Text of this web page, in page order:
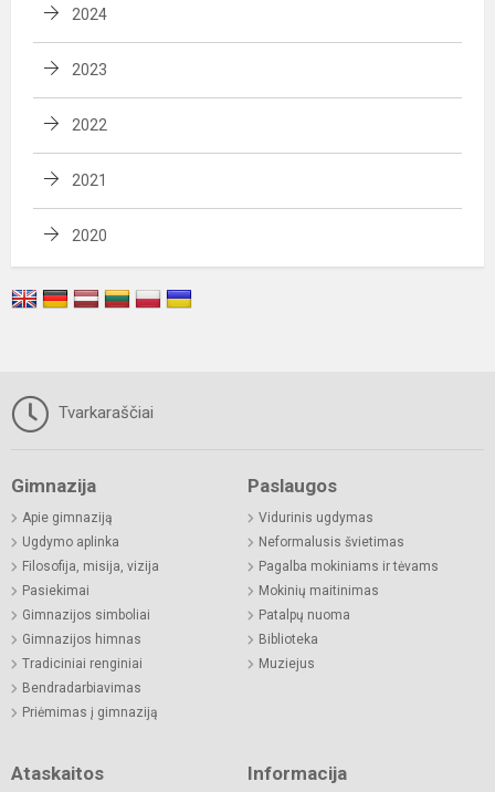
2024
2023
2022
2021
2020
Tvarkaraščiai
Gimnazija
Apie gimnaziją
Ugdymo aplinka
Filosofija, misija, vizija
Pasiekimai
Gimnazijos simboliai
Gimnazijos himnas
Tradiciniai renginiai
Bendradarbiavimas
Priėmimas į gimnaziją
Paslaugos
Vidurinis ugdymas
Neformalusis švietimas
Pagalba mokiniams ir tėvams
Mokinių maitinimas
Patalpų nuoma
Biblioteka
Muziejus
Ataskaitos Informacija